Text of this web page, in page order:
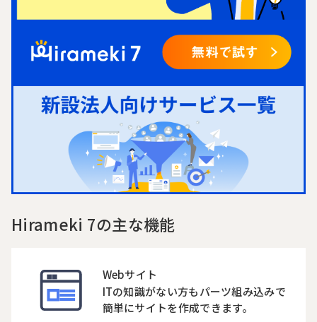
Hirameki 7の主な機能
Webサイト
ITの知識がない方もパーツ組み込みで
簡単にサイトを作成できます。